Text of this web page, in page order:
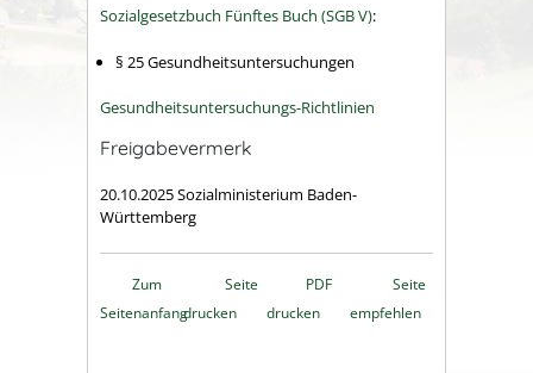
Sozialgesetzbuch Fünftes Buch (SGB V):
§ 25Gesundheitsuntersuchungen
Gesundheitsuntersuchungs-Richtlinien
Freigabevermerk
20.10.2025Sozialministerium Baden-
Württemberg
Zum
Seitenanfang
Seite
drucken
PDF
drucken
Seite
empfehlen